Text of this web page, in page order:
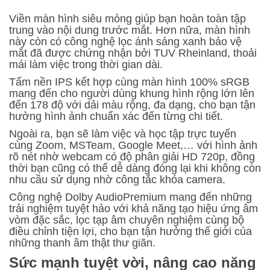
Viền màn hình siêu mỏng giúp bạn hoàn toàn tập
trung vào nội dung trước mắt. Hơn nữa, màn hình
này còn có công nghệ lọc ánh sáng xanh bảo vệ
mắt đã được chứng nhận bởi TUV Rheinland, thoải
mái làm việc trong thời gian dài.
Tấm nền IPS kết hợp cùng màn hình 100% sRGB
mang đến cho người dùng khung hình rộng lớn lên
đến 178 độ với dải màu rộng, đa dạng, cho bạn tận
hưởng hình ảnh chuẩn xác đến từng chi tiết.
Ngoài ra, bạn sẽ làm việc và học tập trực tuyến
cùng Zoom, MSTeam, Google Meet,… với hình ảnh
rõ nét nhờ webcam có độ phân giải HD 720p, đồng
thời bạn cũng có thể dễ dàng đóng lại khi không còn
nhu cầu sử dụng nhờ công tắc khóa camera.
Công nghệ Dolby AudioPremium mang đến những
trải nghiệm tuyệt hảo với khả năng tạo hiệu ứng âm
vòm đặc sắc, lọc tạp âm chuyên nghiệm cùng bộ
điều chỉnh tiện lợi, cho bạn tận hưởng thế giới của
những thanh âm thật thư giãn.
Sức mạnh tuyệt vời, nâng cao năng